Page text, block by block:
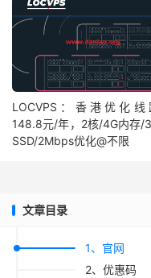
LOCVPS：香港优化线
148.8元/年，2核/4G内存/
SSD/2Mbps优化@不限
文章目录
1、官网
2、优惠码